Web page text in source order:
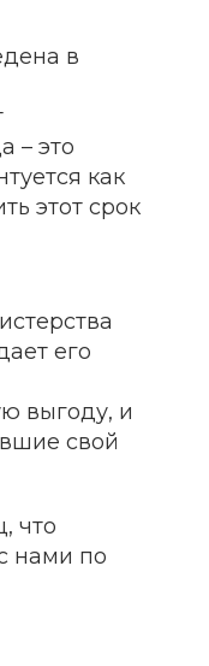
в
– это
как
этот срок
его
выгоду, и
свой
что
нами по